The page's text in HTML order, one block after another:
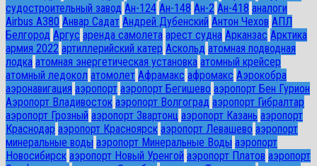
судостроительный завод Ан-124 Ан-148 Ан-2 Ан-418 аналоги
Airbus A380 Анвар Садат Андрей Дубенский Антон Чехов АПЛ
Белгород Аргус аренда самолета арест судна Арканзас Арктика
армия 2022 артиллерийский катер Аскольд атомная подводная
лодка атомная энергетическая установка атомный крейсер
атомный ледокол атомолет Афрамакс афромакс Аэрокобра
аэронавигация аэропорт аэропорт Бегишево аэропорт Бен Гурион
Аэропорт Владивосток аэропорт Волгоград аэропорт Гибралтар
аэропорт Грозный аэропорт Звартонц аэропорт Казань аэропорт
Краснодар аэропорт Красноярск аэропорт Левашево аэропорт
минеральные воды аэропорт Минеральные Воды аэропорт
Новосибирск аэропорт Новый Уренгой аэропорт Платов аэропорт